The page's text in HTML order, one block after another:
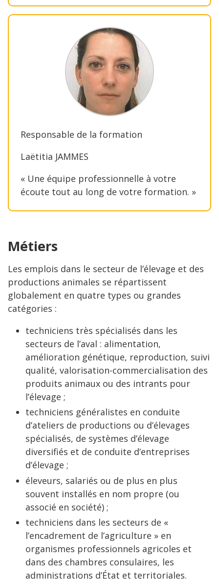
Responsable de la formation
Laëtitia JAMMES
« Une équipe professionnelle à votre
écoute tout au long de votre formation. »
Métiers
Les emplois dans le secteur de l’élevage et des
productions animales se répartissent
globalement en quatre types ou grandes
catégories :
techniciens très spécialisés dans les
secteurs de l’aval : alimentation,
amélioration génétique, reproduction, suivi
qualité, valorisation-commercialisation des
produits animaux ou des intrants pour
l’élevage ;
techniciens généralistes en conduite
d’ateliers de productions ou d’élevages
spécialisés, de systèmes d’élevage
diversifiés et de conduite d’entreprises
d’élevage ;
éleveurs, salariés ou de plus en plus
souvent installés en nom propre (ou
associé en société) ;
techniciens dans les secteurs de «
l’encadrement de l’agriculture » en
organismes professionnels agricoles et
dans des chambres consulaires, les
administrations d’État et territoriales.